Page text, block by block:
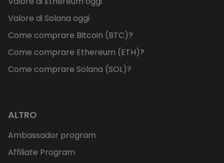
Valore di Solana oggi
Come comprare Bitcoin (BTC)?
Come comprare Ethereum (ETH)?
Come comprare Solana (SOL)?
ALTRO
Ambassador program
Affiliate Program